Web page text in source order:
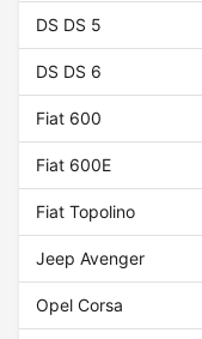
DS DS 5
DS DS 6
Fiat 600
Fiat 600E
Fiat Topolino
Jeep Avenger
Opel Corsa